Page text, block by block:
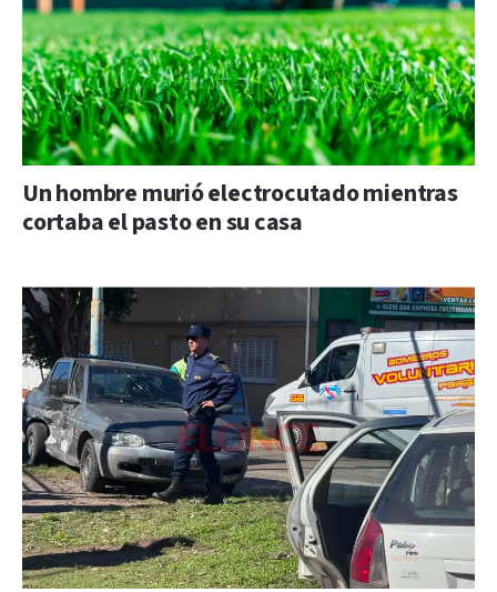
Un hombre murió electrocutado mientras
cortaba el pasto en su casa